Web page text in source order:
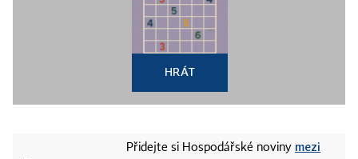
HRÁT
Přidejte si Hospodářské noviny mezi